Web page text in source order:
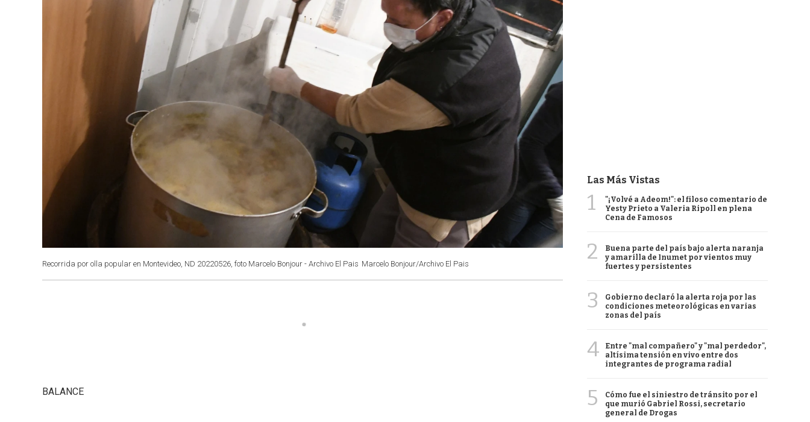
Recorrida por olla popular en Montevideo, ND 20220526, foto Marcelo Bonjour - Archivo El Pais Marcelo Bonjour/Archivo El Pais
BALANCE
Las Más Vistas
1
"¡Volvé a Adeom!": el filoso comentario de
Yesty Prieto a Valeria Ripoll en plena
Cena de Famosos
2
Buena parte del país bajo alerta naranja
y amarilla de Inumet por vientos muy
fuertes y persistentes
3
Gobierno declaró la alerta roja por las
condiciones meteorológicas en varias
zonas del país
4
Entre "mal compañero" y "mal perdedor",
altísima tensión en vivo entre dos
integrantes de programa radial
5
Cómo fue el siniestro de tránsito por el
que murió Gabriel Rossi, secretario
general de Drogas